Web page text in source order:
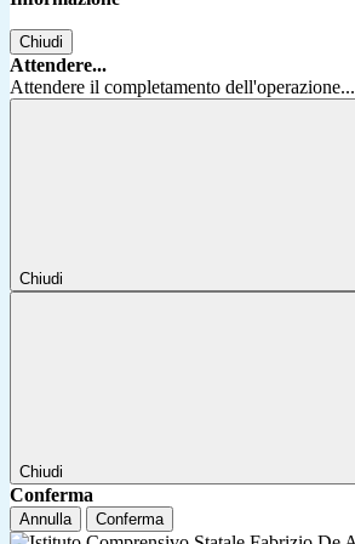
Chiudi
Attendere...
Attendere il completamento dell'operazione...
Chiudi
Chiudi
Conferma
Annulla Conferma